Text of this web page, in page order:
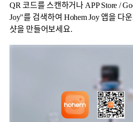
QR 코드를 스캔하거나 APP Store /
Joy"를 검색하여 Hohem Joy 앱을 다
샷을 만들어보세요.